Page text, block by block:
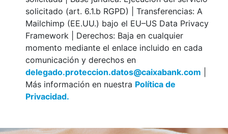
solicitado (art. 6.1.b RGPD) | Transferencias: A
Mailchimp (EE.UU.) bajo el EU–US Data Privacy
Framework | Derechos: Baja en cualquier
momento mediante el enlace incluido en cada
comunicación y derechos en
delegado.proteccion.datos@caixabank.com
Más información en nuestra Política de
Privacidad.